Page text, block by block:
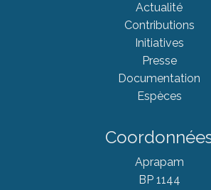
Actualité
Contributions
Initiatives
Presse
Documentation
Espèces
Aprapam
BP 1144